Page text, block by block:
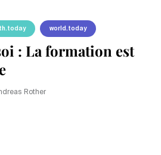
world.today
: La formation est
Rother